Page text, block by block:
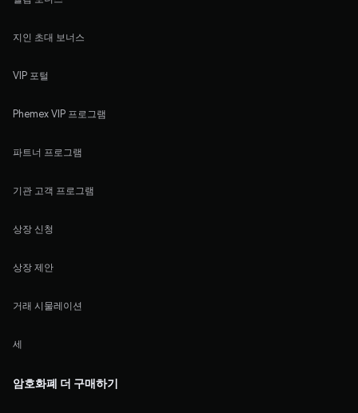
지인 초대 보너스
VIP 포털
Phemex VIP 프로그램
파트너 프로그램
기관 고객 프로그램
상장 신청
상장 제안
거래 시물레이션
세
암호화폐 더 구매하기